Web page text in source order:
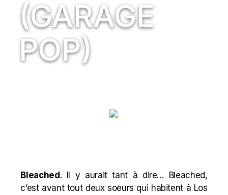
(GARAGE
POP)
Bleached . Il y aurait tant à dire… Bleached,
c’est avant tout deux soeurs qui habitent à Los